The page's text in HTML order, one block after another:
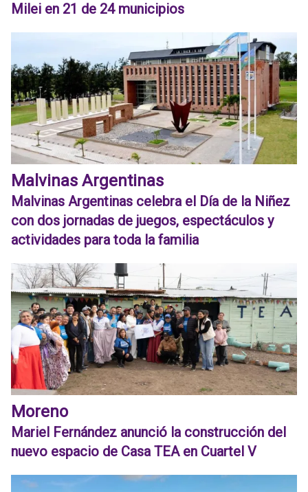
Milei en 21 de 24 municipios
Malvinas Argentinas
Malvinas Argentinas celebra el Día de la Niñez
con dos jornadas de juegos, espectáculos y
actividades para toda la familia
Moreno
Mariel Fernández anunció la construcción del
nuevo espacio de Casa TEA en Cuartel V